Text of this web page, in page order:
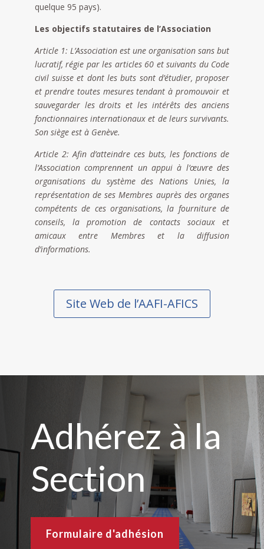
quelque 95 pays).
Les objectifs statutaires de l’Association
Article 1: L’Association est une organisation sans but
lucratif, régie par les articles 60 et suivants du Code
civil suisse et dont les buts sont d’étudier, proposer
et prendre toutes mesures tendant à promouvoir et
sauvegarder les droits et les intérêts des anciens
fonctionnaires internationaux et de leurs survivants.
Son siège est à Genève.
Article 2: Afin d’atteindre ces buts, les fonctions de
l’Association comprennent un appui à l’œuvre des
organisations du système des Nations Unies, la
représentation de ses Membres auprès des organes
compétents de ces organisations, la fourniture de
conseils, la promotion de contacts sociaux et
amicaux entre Membres et la diffusion
d’informations.
Site Web de l’AAFI-AFICS
Adhérez à la
Section
Formulaire d'adhésion